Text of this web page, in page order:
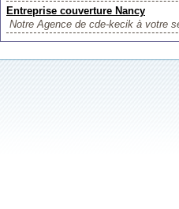
Entreprise couverture Nancy
Notre Agence de cde-kecik à votre